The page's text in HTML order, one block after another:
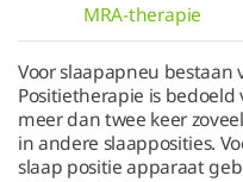
MRA-therapie
Voor slaapapneu bestaan
Positietherapie is
meer dan twee keer
in andere slaapposities.
slaap positie apparaat